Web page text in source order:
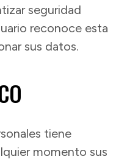
seguridad
reconoce esta
sus datos.
tiene
momento sus